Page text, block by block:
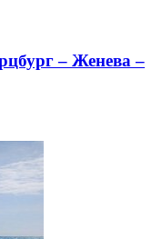
– Женева –